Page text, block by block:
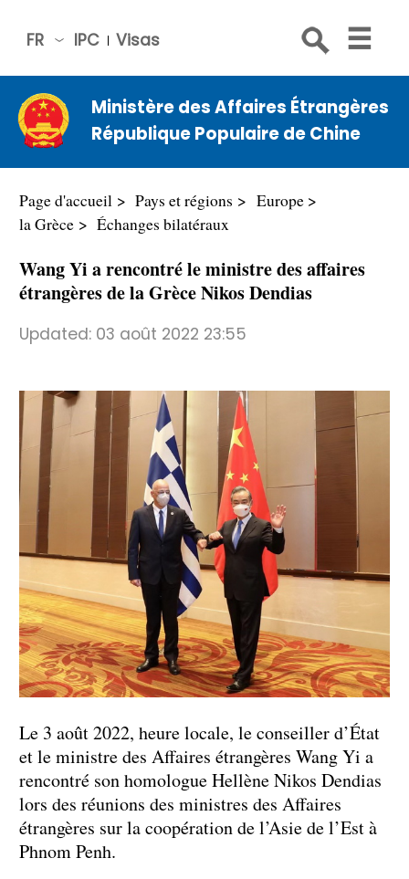
IPC Visas
FR
中文
Engli
sh
Русс
Espa
عربي
Ministère des Affaires Étrangères
République Populaire de Chine
Page d'accueil Pays et régions
Europe
la Grèce
Échanges bilatéraux
Wang Yi a rencontré le ministre des affaires
étrangères de la Grèce Nikos Dendias ​
Updated: 03 août 2022 23:55
Le 3 août 2022, heure locale, le conseiller d’État
et le ministre des Affaires étrangères Wang Yi a
rencontré son homologue Hellène Nikos Dendias
lors des réunions des ministres des Affaires
étrangères sur la coopération de l’Asie de l’Est à
Phnom Penh.